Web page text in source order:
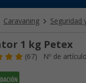
Caravaning Seguridad
1 kg Petex
(67) Nº de